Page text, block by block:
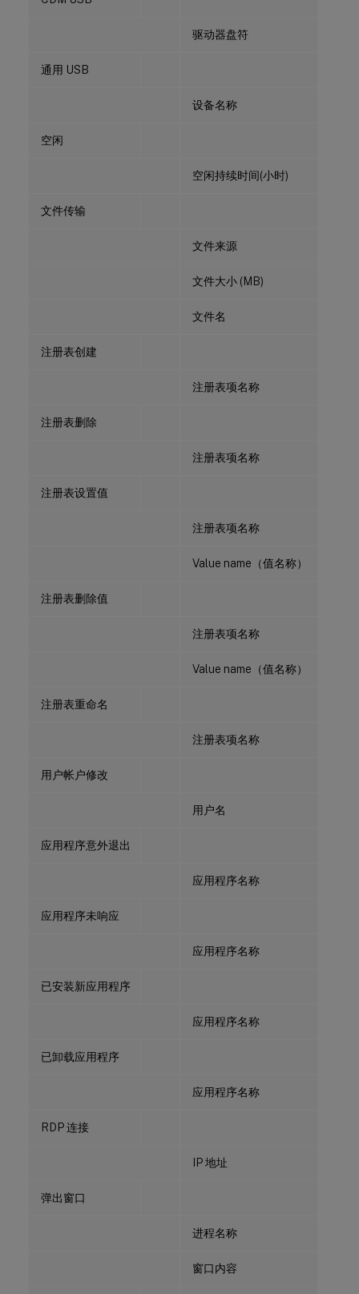
驱动器盘符
通用 USB
设备名称
空闲
空闲持续时间(小时)
文件传输
文件来源
文件大小 (MB)
文件名
注册表创建
注册表项名称
注册表删除
注册表项名称
注册表设置值
注册表项名称
Value name（值名称）
注册表删除值
注册表项名称
Value name（值名称）
注册表重命名
注册表项名称
用户帐户修改
用户名
应用程序意外退出
应用程序名称
应用程序未响应
应用程序名称
已安装新应用程序
应用程序名称
已卸载应用程序
应用程序名称
RDP 连接
IP 地址
弹出窗口
进程名称
窗口内容